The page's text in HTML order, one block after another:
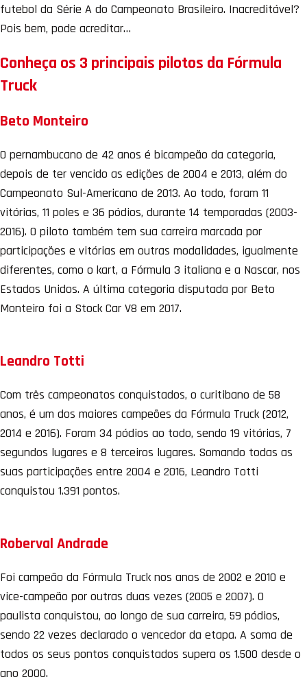
futebol da Série A do Campeonato Brasileiro. Inacreditável?
Pois bem, pode acreditar…
Conheça os 3 principais pilotos da Fórmula
Truck
Beto Monteiro
O pernambucano de 42 anos é bicampeão da categoria,
depois de ter vencido as edições de 2004 e 2013, além do
Campeonato Sul-Americano de 2013. Ao todo, foram 11
vitórias, 11 poles e 36 pódios, durante 14 temporadas (2003-
2016). O piloto também tem sua carreira marcada por
participações e vitórias em outras modalidades, igualmente
diferentes, como o kart, a Fórmula 3 italiana e a Nascar, nos
Estados Unidos. A última categoria disputada por Beto
Monteiro foi a Stock Car V8 em 2017.
Leandro Totti
Com três campeonatos conquistados, o curitibano de 58
anos, é um dos maiores campeões da Fórmula Truck (2012,
2014 e 2016). Foram 34 pódios ao todo, sendo 19 vitórias, 7
segundos lugares e 8 terceiros lugares. Somando todas as
suas participações entre 2004 e 2016, Leandro Totti
conquistou 1.391 pontos.
Roberval Andrade
Foi campeão da Fórmula Truck nos anos de 2002 e 2010 e
vice-campeão por outras duas vezes (2005 e 2007). O
paulista conquistou, ao longo de sua carreira, 59 pódios,
sendo 22 vezes declarado o vencedor da etapa. A soma de
todos os seus pontos conquistados supera os 1.500 desde o
ano 2000.